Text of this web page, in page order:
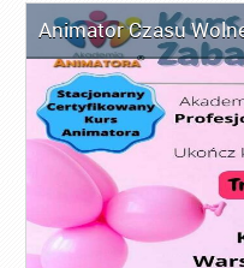
Animator Czasu